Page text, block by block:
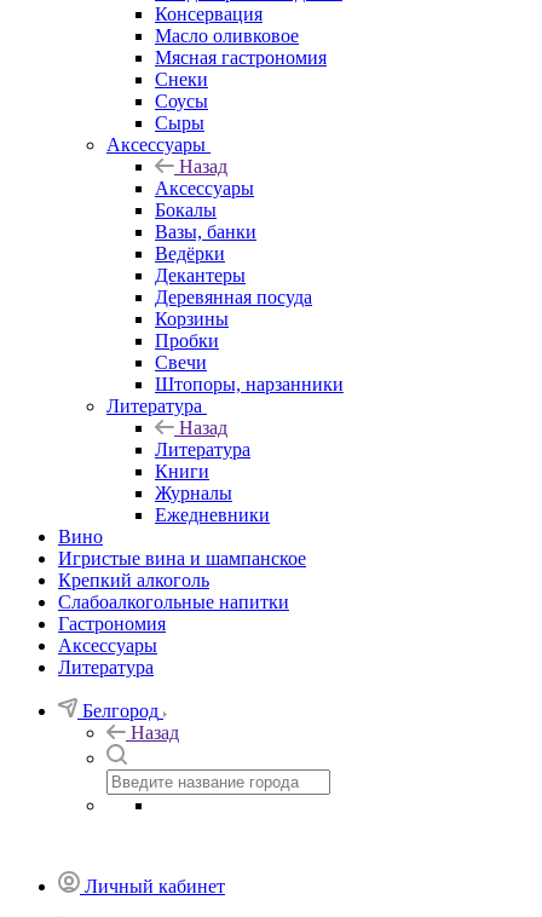
Консервация
Масло оливковое
Мясная гастрономия
Снеки
Соусы
Сыры
Аксессуары
Назад
Аксессуары
Бокалы
Вазы, банки
Ведёрки
Декантеры
Деревянная посуда
Корзины
Пробки
Свечи
Штопоры, нарзанники
Литература
Назад
Литература
Книги
Журналы
Ежедневники
Вино
Игристые вина и шампанское
Крепкий алкоголь
Слабоалкогольные напитки
Гастрономия
Аксессуары
Литература
Белгород
Назад
Личный кабинет